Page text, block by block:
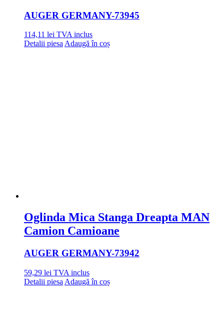
AUGER GERMANY-73945
114,11 lei TVA inclus
Detalii piesa Adaugă în coș
Oglinda Mica Stanga Dreapta MAN
Camion Camioane
AUGER GERMANY-73942
59,29 lei TVA inclus
Detalii piesa Adaugă în coș